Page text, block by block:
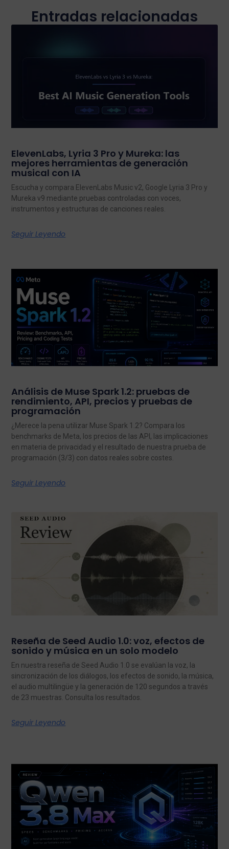
Entradas relacionadas
ElevenLabs, Lyria 3 Pro y Mureka: las
mejores herramientas de generación
musical con IA
Escucha y compara ElevenLabs Music v2, Google Lyria 3 Pro y
Mureka v9 mediante pruebas controladas con voces,
instrumentos y estructuras de canciones reales.
Seguir Leyendo
Análisis de Muse Spark 1.2: pruebas de
rendimiento, API, precios y pruebas de
programación
¿Merece la pena utilizar Muse Spark 1.2? Compara los
benchmarks de Meta, los precios de las API, las implicaciones
en materia de privacidad y el resultado de nuestra prueba de
programación (3/3) con datos reales sobre costes.
Seguir Leyendo
Reseña de Seed Audio 1.0: voz, efectos de
sonido y música en un solo modelo
En nuestra reseña de Seed Audio 1.0 se evalúan la voz, la
sincronización de los diálogos, los efectos de sonido, la música,
el audio multilingüe y la generación de 120 segundos a través
de 23 muestras. Consulta los resultados.
Seguir Leyendo